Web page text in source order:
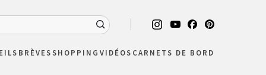
BRÈVESSHOPPING VIDÉOS CARNETS DE BORD